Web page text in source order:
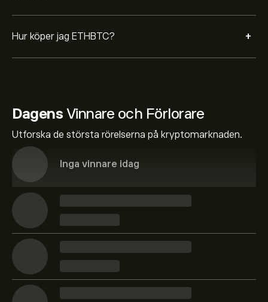
Hur köper jag ETHBTC? +
Dagens Vinnare och Förlorare
Utforska de största rörelserna på kryptomarknaden.
Inga vinnare idag